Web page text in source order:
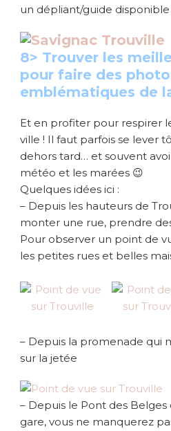
un dépliant/guide disponible
8> Trouver les
pour faire des
emblématiques de
Et en profiter pour respirer
ville ! Il faut parfois se lever
dehors tard… et souvent
météo et les marées 😉
Quelques idées ici :
– Depuis les hauteurs de
monter une rue, prendre
Pour observer un point de
les petites rues et belles
– Depuis la promenade qui
sur la jetée
– Depuis le Pont des Belges
gare, vous ne manquerez